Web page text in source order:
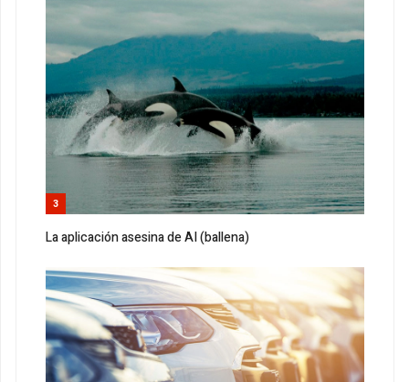
3
La aplicación asesina de AI (ballena)